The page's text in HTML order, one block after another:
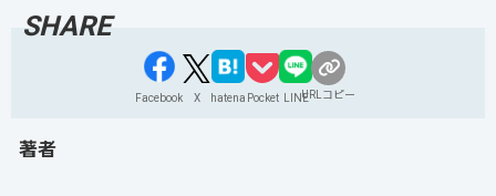
Facebook X hatena Pocket LINEURLコピー
著者